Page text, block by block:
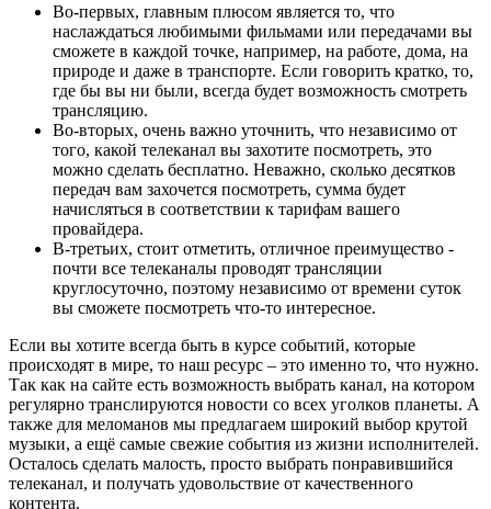
Во-первых, главным плюсом является то, что
наслаждаться любимыми фильмами или передачами вы
сможете в каждой точке, например, на работе, дома, на
природе и даже в транспорте. Если говорить кратко, то,
где бы вы ни были, всегда будет возможность смотреть
трансляцию.
Во-вторых, очень важно уточнить, что независимо от
того, какой телеканал вы захотите посмотреть, это
можно сделать бесплатно. Неважно, сколько десятков
передач вам захочется посмотреть, сумма будет
начисляться в соответствии к тарифам вашего
провайдера.
В-третьих, стоит отметить, отличное преимущество -
почти все телеканалы проводят трансляции
круглосуточно, поэтому независимо от времени суток
вы сможете посмотреть что-то интересное.
Если вы хотите всегда быть в курсе событий, которые
происходят в мире, то наш ресурс – это именно то, что нужно.
Так как на сайте есть возможность выбрать канал, на котором
регулярно транслируются новости со всех уголков планеты. А
также для меломанов мы предлагаем широкий выбор крутой
музыки, а ещё самые свежие события из жизни исполнителей.
Осталось сделать малость, просто выбрать понравившийся
телеканал, и получать удовольствие от качественного
контента.